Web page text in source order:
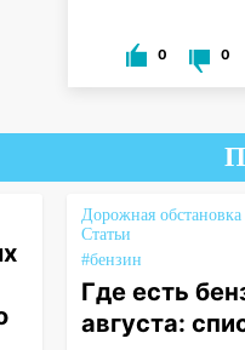
0 0
Дорожная обстановка
Статьи
#бензин
Где есть
августа: